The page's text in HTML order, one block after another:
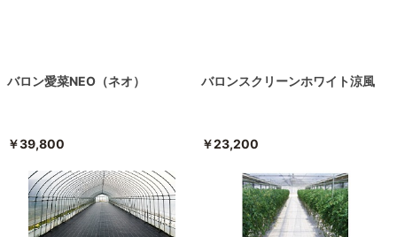
バロン愛菜NEO（ネオ）
￥39,800
バロンスクリーンホワイト涼風
￥23,200